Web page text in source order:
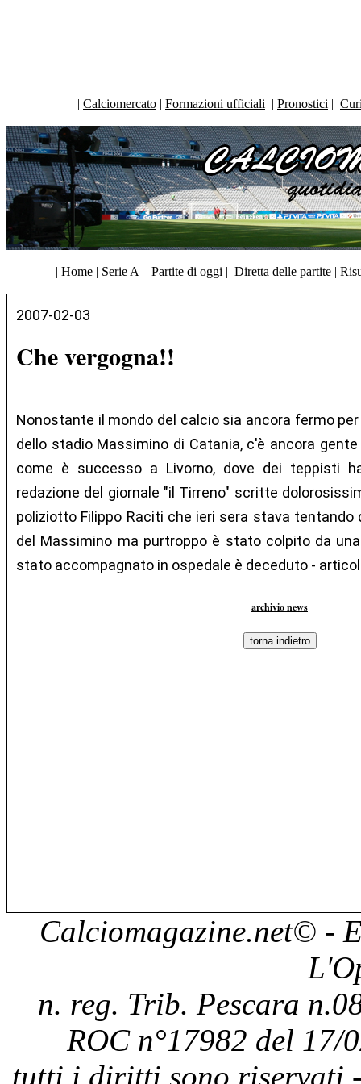
| Calciomercato | Formazioni ufficiali | Pronostici |
| Home| Serie A | Partite di oggi | Diretta delle partite|
2007-02-03
Che vergogna!!
Nonostante il mondo del calcio sia ancora fermo
dello stadio Massimino di Catania, c'è ancora
come è successo a Livorno, dove dei teppisti
redazione del giornale "il Tirreno" scritte
poliziotto Filippo Raciti che ieri sera stava
del Massimino ma purtroppo è stato colpito da
stato accompagnato in ospedale è deceduto -
archivio news
Calciomagazine.net© -
n. reg. Trib. Pescara
ROC n°17982 del 17/
tutti i diritti sono riservati